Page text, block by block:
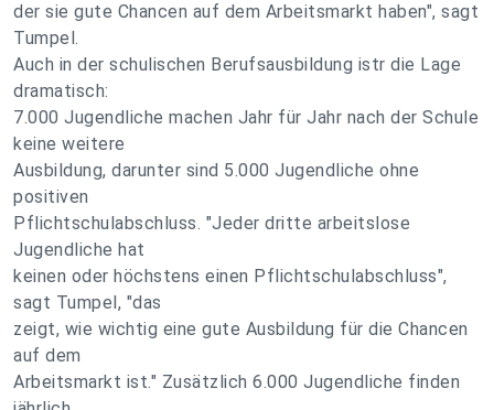
der sie gute Chancen auf dem Arbeitsmarkt haben", sagt
Tumpel.
Auch in der schulischen Berufsausbildung istr die Lage
dramatisch:
7.000 Jugendliche machen Jahr für Jahr nach der Schule
keine weitere
Ausbildung, darunter sind 5.000 Jugendliche ohne
positiven
Pflichtschulabschluss. "Jeder dritte arbeitslose
Jugendliche hat
keinen oder höchstens einen Pflichtschulabschluss",
sagt Tumpel, "das
zeigt, wie wichtig eine gute Ausbildung für die Chancen
auf dem
Arbeitsmarkt ist." Zusätzlich 6.000 Jugendliche finden